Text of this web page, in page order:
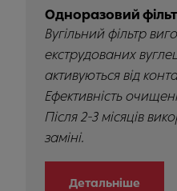
Одноразовий
Вугільний фільтр
екструдованих
активуються від
Ефективність
Після 2-3 місяців
заміні.
Детальніше